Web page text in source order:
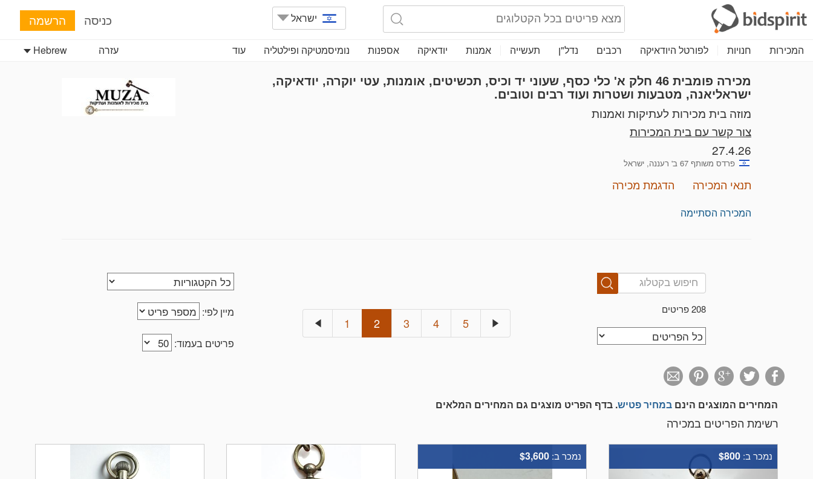
ישראל כניסה הרשמה
המכירות חנויות לפורטל היודאיקה רכבים נדל"ן תעשייה אמנות יודאיקה אספנות נומיסמטיקה ופילטליה עוד Hebrew עזרה
מכירה פומבית 46 חלק א' כלי כסף, שעוני יד וכיס, תכשיטים, אומנות, עטי יוקרה, יודאיקה,
ישראליאנה, מטבעות ושטרות ועוד רבים וטובים.
מוזה בית מכירות לעתיקות ואמנות
צור קשר עם בית המכירות
27.4.26
פרדס משותף 67 ב' רעננה, ישראל
תנאי המכירה הדגמת מכירה
המכירה הסתיימה
208 פריטים מיין לפי:
פריטים בעמוד:
1 2 3 4 5
המחירים המוצגים הינם במחיר פטיש. בדף הפריט מוצגים גם המחירים המלאים
רשימת הפריטים במכירה
נמכר ב: $800 נמכר ב: $3,600